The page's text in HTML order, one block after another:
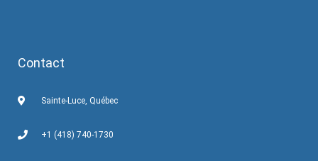
Contact
Sainte-Luce, Québec
+1 (418) 740-1730